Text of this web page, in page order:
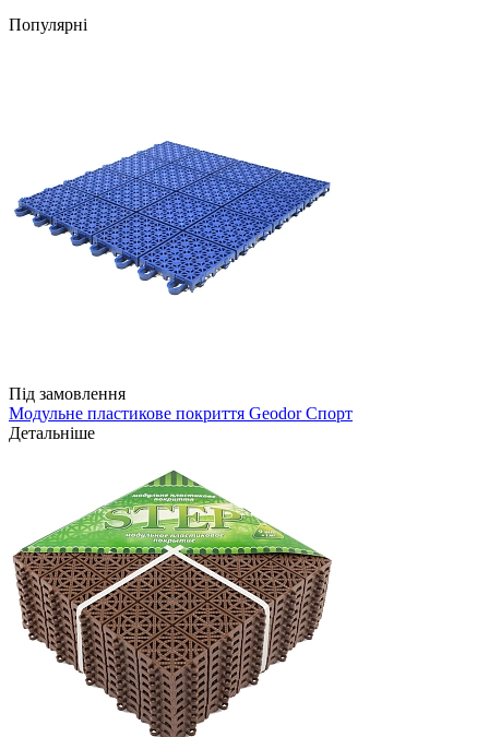
Популярні
Під замовлення
Модульне пластикове покриття Geodor Спорт
Детальніше